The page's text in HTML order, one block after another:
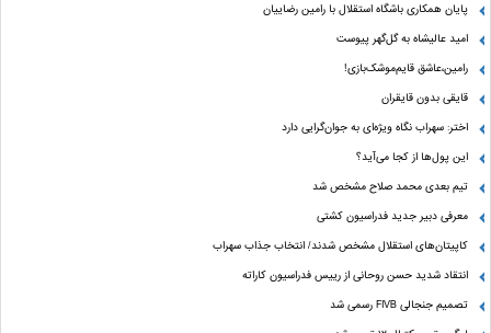
پایان همکاری باشگاه استقلال با رامین رضاییان
امید عالیشاه به گل‌گهر پیوست
رامین،عاشق قایم‌موشک‌بازی!
قایقی بدون قایقران
اختر: سهراب نگاه ویژه‌ای به جوان‌گرایی دارد
این پول‌ها از کجا می‌آید؟
تیم بعدی محمد صلاح مشخص شد
معرفی دبیر جدید فدراسیون کشتی
کاپیتان‌های استقلال مشخص شدند/ انتخاب جذاب سهراب
انتقاد شدید حسن روحانی از رییس فدراسیون کاراته
تصمیم جنجالی FIVB رسمی شد